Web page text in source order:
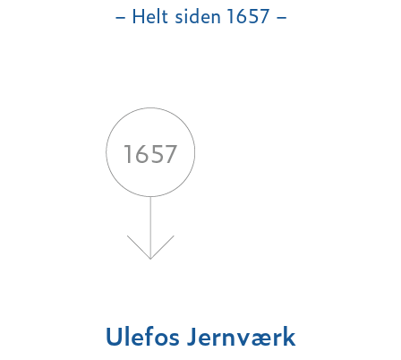
– Helt siden 1657 –
Ulefos Jernværk